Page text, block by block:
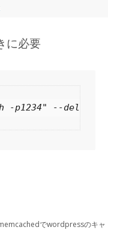
に必要
p1234" --delete
でwordpressのキャ